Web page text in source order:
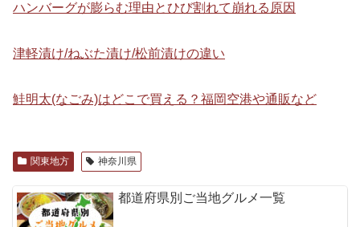
ハンバーグが膨らむ理由とひび割れて崩れる原因
津軽漬け/ねぶた漬け/松前漬けの違い
鮭明太(なごみ)はどこで買える？福岡空港や通販など
関東地方 神奈川県
都道府県別ご当地グルメ一覧